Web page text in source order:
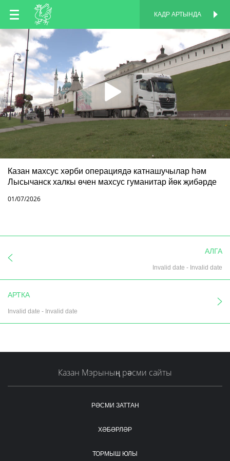
TT
RU
КАДР АРТЫНДА
Казан махсус хәрби операциядә катнашучылар һәм
Лысычанск халкы өчен махсус гуманитар йөк җибәрде
01/07/2026
АЛГА
Invalid date - Invalid date
АРТКА
Invalid date - Invalid date
Казан Мэрының рәсми сайты
РӘСМИ ЗАТТАН
ХӘБӘРЛӘР
ТОРМЫШ ЮЛЫ
КАДР АРТЫНДА